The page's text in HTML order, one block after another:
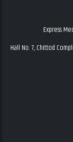
Express
Hall No. 7, Chittod